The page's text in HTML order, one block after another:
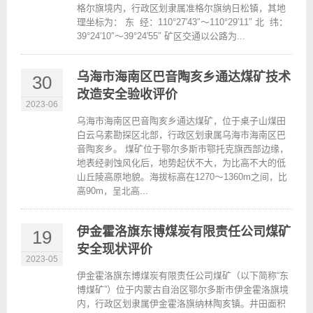
格尔旗境内，行政区划隶属准格尔旗纳日松镇，其地
理坐标为： 东 经：110°27′43″～110°29′11″ 北 纬：
39°24′10″～39°24′55″ 矿区交通以公路为...
30
2023-06
乌海市海南区巴音陶亥乡通达煤矿技术
改造安全验收评价
乌海市海南区巴音陶亥乡通达煤矿，位于桌子山煤田
白云乌素勘探区北部，行政区划隶属乌海市海南区巴
音陶亥乡。 煤矿位于鄂尔多斯市鄂托克旗西部边缘，
地表经剥蚀风化后，地势起伏不大，为比高不大的低
山丘陵高原地貌。海拔标高在1270～1360m之间，比
高90m，呈北高...
19
2023-05
伊金霍洛旗东博煤炭有限责任公司煤矿
安全现状评价
伊金霍洛旗东博煤炭有限责任公司煤矿（以下简称“东
博煤矿”）位于内蒙古自治区鄂尔多斯市伊金霍洛旗境
内，行政区划隶属伊金霍洛旗纳林陶亥镇。井田面积